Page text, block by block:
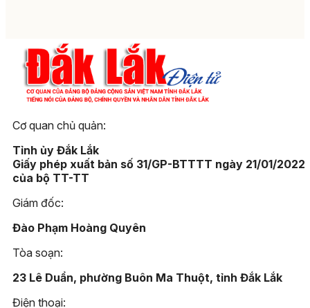
Cơ quan chủ quản:
Tỉnh ủy Đắk Lắk
Giấy phép xuất bản số 31/GP-BTTTT ngày 21/01/2022
của bộ TT-TT
Giám đốc:
Đào Phạm Hoàng Quyên
Tòa soạn:
23 Lê Duẩn, phường Buôn Ma Thuột, tỉnh Đắk Lắk
Điện thoại: